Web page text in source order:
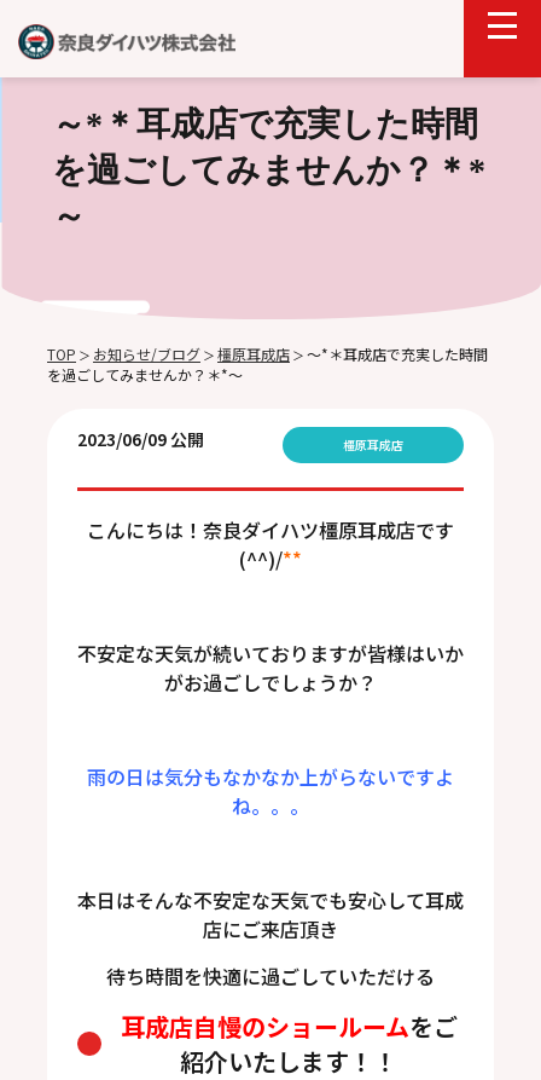
～*＊耳成店で充実した時間
を過ごしてみませんか？＊*
～
TOP ＞ お知らせ/ブログ ＞ 橿原耳成店 ＞ ～*＊耳成店で充実した時間
を過ごしてみませんか？＊*～
2023/06/09 公開 橿原耳成店
こんにちは！奈良ダイハツ橿原耳成店です
(^^)/**
不安定な天気が続いておりますが皆様はいか
がお過ごしでしょうか？
雨の日は気分もなかなか上がらないですよ
ね。。。
本日はそんな不安定な天気でも安心して耳成
店にご来店頂き
待ち時間を快適に過ごしていただける
耳成店自慢のショールームをご
紹介いたします！！